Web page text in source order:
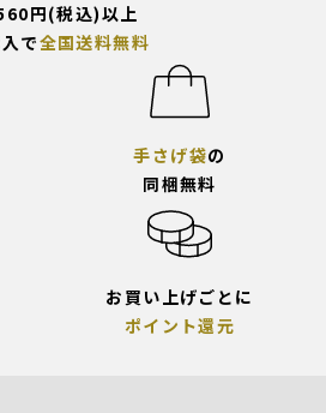
円(税込)以上
で全国送料無料
手さげ袋の
同梱無料
お買い上げごとに
ポイント還元